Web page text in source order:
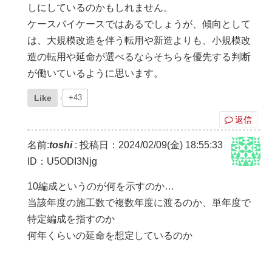
しにしているのかもしれません。
ケースバイケースではあるでしょうが、傾向として
は、大規模改造を伴う転用や新造よりも、小規模改
造の転用や延命が選べるならそちらを優先する判断
が働いているように思います。
Like +43
返信
名前:toshi: 投稿日：2024/02/09(金) 18:55:33
ID：U5ODI3Njg
10編成というのが何を示すのか…
当該年度の施工数で複数年度に渡るのか、単年度で
特定編成を指すのか
何年くらいの延命を想定しているのか